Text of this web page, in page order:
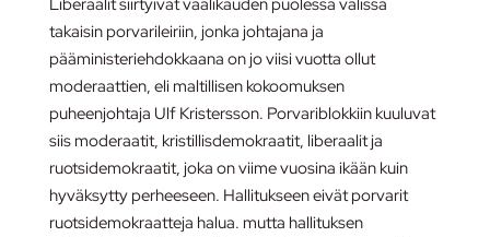
takaisin porvarileiriin, jonka johtajana ja
pääministeriehdokkaana on jo viisi vuotta ollut
moderaattien, eli maltillisen kokoomuksen
puheenjohtaja Ulf Kristersson. Porvariblokkiin kuuluvat
siis moderaatit, kristillisdemokraatit, liberaalit ja
ruotsidemokraatit, joka on viime vuosina ikään kuin
hyväksytty perheeseen. Hallitukseen eivät porvarit
ruotsidemokraatteja halua. mutta hallituksen